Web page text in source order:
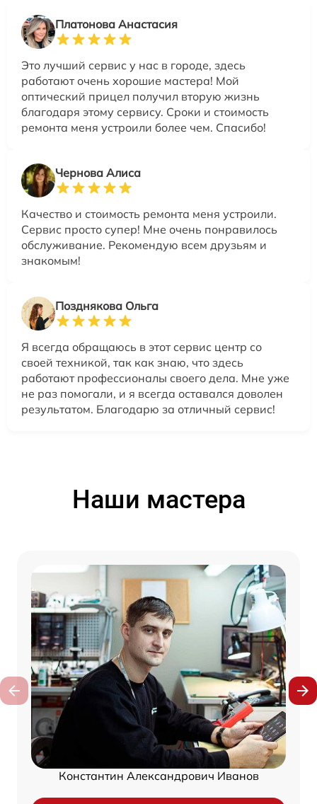
Платонова Анастасия
Это лучший сервис у нас в городе, здесь
работают очень хорошие мастера! Мой
оптический прицел получил вторую жизнь
благодаря этому сервису. Сроки и стоимость
ремонта меня устроили более чем. Спасибо!
Чернова Алиса
Качество и стоимость ремонта меня устроили.
Сервис просто супер! Мне очень понравилось
обслуживание. Рекомендую всем друзьям и
знакомым!
Позднякова Ольга
Я всегда обращаюсь в этот сервис центр со
своей техникой, так как знаю, что здесь
работают профессионалы своего дела. Мне уже
не раз помогали, и я всегда оставался доволен
результатом. Благодарю за отличный сервис!
Наши мастера
Константин Александрович Иванов